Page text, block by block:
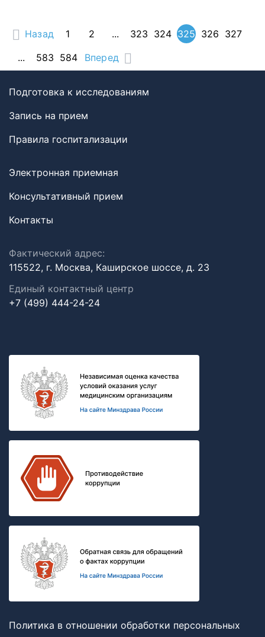
Назад 1 2 ... 323 324 325 326 327
...
583 584 Вперед
Подготовка к исследованиям
Запись на прием
Правила госпитализации
Электронная приемная
Консультативный прием
Контакты
Фактический адрес:
115522, г. Москва, Каширское шоссе, д. 23
Единый контактный центр
+7 (499) 444-24-24
Политика в отношении обработки персональных